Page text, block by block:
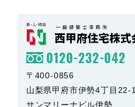
0120-232-042
〒400-0856
山梨県甲府市伊勢4丁目22-1
サンマリーナビル伊勢